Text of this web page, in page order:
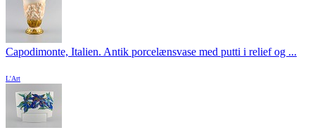
Capodimonte, Italien. Antik porcelænsvase med putti i relief og ...
L'Art